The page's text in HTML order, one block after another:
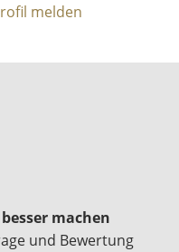
melden
machen
und Bewertung